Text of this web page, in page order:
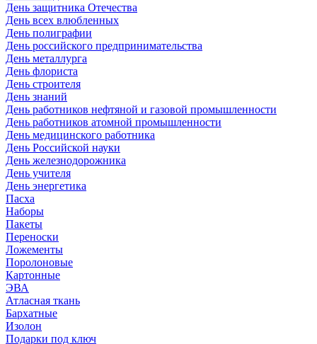
День защитника Отечества
День всех влюбленных
День полиграфии
День российского предпринимательства
День металлурга
День флориста
День строителя
День знаний
День работников нефтяной и газовой промышленности
День работников атомной промышленности
День медицинского работника
День Российской науки
День железнодорожника
День учителя
День энергетика
Пасха
Наборы
Пакеты
Переноски
Ложементы
Поролоновые
Картонные
ЭВА
Атласная ткань
Бархатные
Изолон
Подарки под ключ